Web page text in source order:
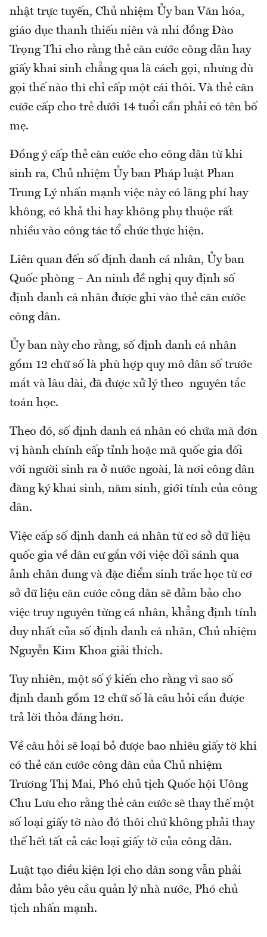
nhật trực tuyến, Chủ nhiệm Ủy ban Văn hóa,
giáo dục thanh thiếu niên và nhi đồng Đào
Trọng Thi cho rằng thẻ căn cước công dân hay
giấy khai sinh chẳng qua là cách gọi, nhưng dù
gọi thế nào thì chỉ cấp một cái thôi. Và thẻ căn
cước cấp cho trẻ dưới 14 tuổi cần phải có tên bố
mẹ.
Đồng ý cấp thẻ căn cước cho công dân từ khi
sinh ra, Chủ nhiệm Ủy ban Pháp luật Phan
Trung Lý nhấn mạnh việc này có lãng phí hay
không, có khả thi hay không phụ thuộc rất
nhiều vào công tác tổ chức thực hiện.
Liên quan đến số định danh cá nhân, Ủy ban
Quốc phòng – An ninh đề nghị quy định số
định danh cá nhân được ghi vào thẻ căn cước
công dân.
Ủy ban này cho rằng, số định danh cá nhân
gồm 12 chữ số là phù hợp quy mô dân số trước
mắt và lâu dài, đã được xử lý theo nguyên tắc
toán học.
Theo đó, số định danh cá nhân có chứa mã đơn
vị hành chính cấp tỉnh hoặc mã quốc gia đối
với người sinh ra ở nước ngoài, là nơi công dân
đăng ký khai sinh, năm sinh, giới tính của công
dân.
Việc cấp số định danh cá nhân từ cơ sở dữ liệu
quốc gia về dân cư gắn với việc đối sánh qua
ảnh chân dung và đặc điểm sinh trắc học từ cơ
sở dữ liệu căn cước công dân sẽ đảm bảo cho
việc truy nguyên từng cá nhân, khẳng định tính
duy nhất của số định danh cá nhân, Chủ nhiệm
Nguyễn Kim Khoa giải thích.
Tuy nhiên, một số ý kiến cho rằng vì sao số
định danh gồm 12 chữ số là câu hỏi cần được
trả lời thỏa đáng hơn.
Về câu hỏi sẽ loại bỏ được bao nhiêu giấy tờ khi
có thẻ căn cước công dân của Chủ nhiệm
Trương Thị Mai, Phó chủ tịch Quốc hội Uông
Chu Lưu cho rằng thẻ căn cước sẽ thay thế một
số loại giấy tờ nào đó thôi chứ không phải thay
thế hết tất cả các loại giấy tờ của công dân.
Luật tạo điều kiện lợi cho dân song vẫn phải
đảm bảo yêu cầu quản lý nhà nước, Phó chủ
tịch nhấn mạnh.